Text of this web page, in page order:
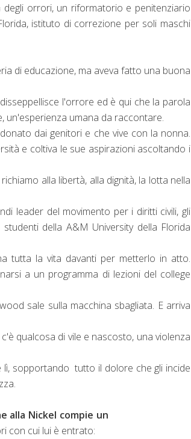
degli orrori, un riformatorio e penitenziario
istituto di correzione per soli maschi
di educazione, ma aveva fatto una buona
l'orrore ed è qui che la parola
un'esperienza umana da raccontare.
dai genitori e che vive con la nonna.
e coltiva le sue aspirazioni ascoltando i
alla libertà, alla dignità, la lotta nella
leader del movimento per i diritti civili, gli
della A&M University della Florida
tutta la vita davanti per metterlo in atto.
a un programma di lezioni del college
sale sulla macchina sbagliata. E arriva
qualcosa di vile e nascosto, una violenza
sopportando tutto il dolore che gli incide
alla Nickel compie un
con cui lui è entrato: